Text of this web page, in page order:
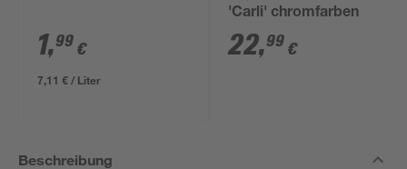
1,99 €
7,11 € / Liter
'Carli' chromfarben
22,99 €
Beschreibung